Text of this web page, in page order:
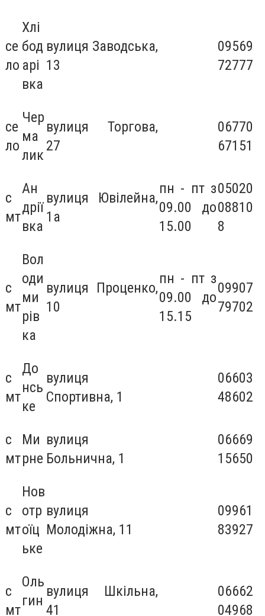
се
ло
Хлі
бод
арі
вка
вулиця Заводська,
13
09569
72777
се
ло
Чер
ма
лик
вулиця Торгова,
27
06770
67151
с
мт
Ан
дрії
вка
вулиця Ювілейна,
1а
пн - пт з
09.00 до
15.00
05020
08810
8
с
мт
Вол
оди
ми
рів
ка
вулиця Проценко,
10
пн - пт з
09.00 до
15.15
09907
79702
с
мт
До
нсь
ке
вулиця
Спортивна, 1
06603
48602
с
мт
Ми
рне
вулиця
Больнична, 1
06669
15650
с
мт
Нов
отр
оїц
ьке
вулиця
Молодіжна, 11
09961
83927
с
мт
Оль
гин
вулиця Шкільна,
41
06662
04968